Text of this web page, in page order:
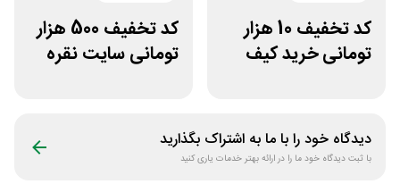
کد تخفیف 10 هزار
تومانی خرید کیف
کد تخفیف 500 هزار
تومانی سایت نقره
دیدگاه خود را با ما به اشتراک بگذارید
با ثبت دیدگاه خود ما را در ارائه بهتر خدمات یاری کنید